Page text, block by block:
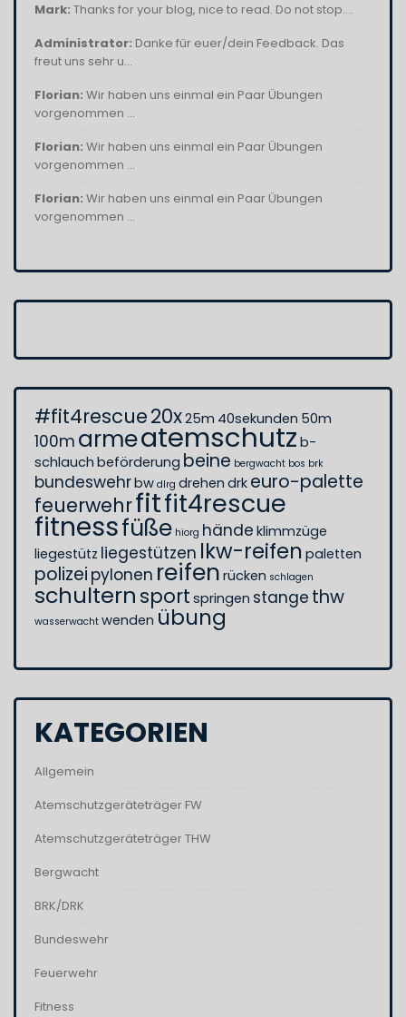
Mark: Thanks for your blog, nice to read. Do not stop....
Administrator: Danke für euer/dein Feedback. Das
freut uns sehr u...
Florian: Wir haben uns einmal ein Paar Übungen
vorgenommen ...
Florian: Wir haben uns einmal ein Paar Übungen
vorgenommen ...
Florian: Wir haben uns einmal ein Paar Übungen
vorgenommen ...
#fit4rescue20x25m 40sekunden 50m
100m armeatemschutz b-
schlauch beförderung beine bergwacht bos brk
bundeswehrbw dlrg drehen drk euro-palette
feuerwehrfitfit4rescue
fitnessfüße hiorg hände klimmzüge
liegestütz liegestützen lkw-reifen paletten
polizei pylonen reifen rücken schlagen
schultern sport springen stange thw
wasserwacht wenden übung
KATEGORIEN
Allgemein
Atemschutzgeräteträger FW
Atemschutzgeräteträger THW
Bergwacht
BRK/DRK
Bundeswehr
Feuerwehr
Fitness